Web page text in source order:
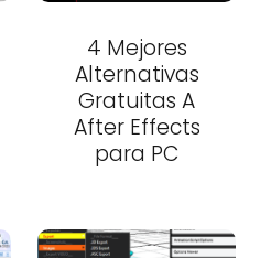
4 Mejores
Alternativas
Gratuitas A
After Effects
para PC